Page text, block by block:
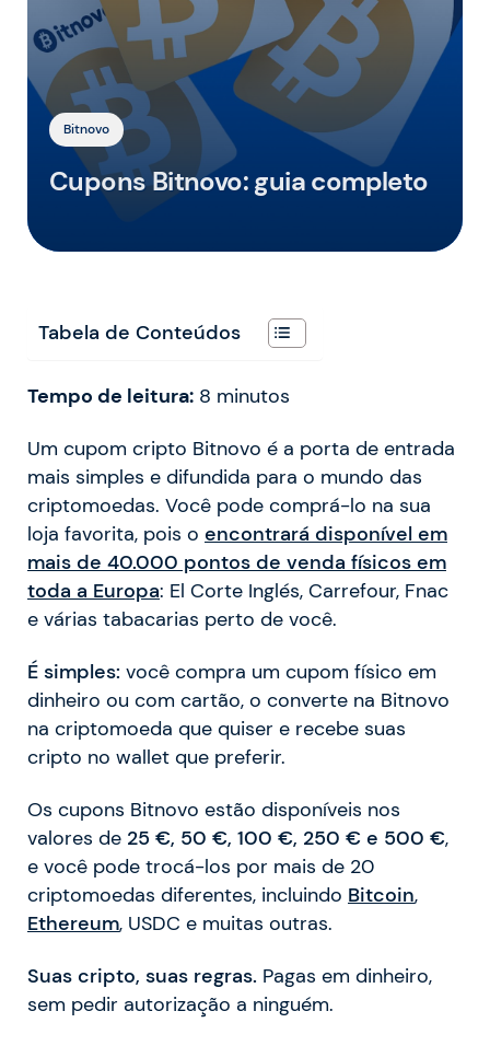
Bitnovo
Cupons Bitnovo: guia completo
Tabela de Conteúdos
Tempo de leitura: 8 minutos
Um cupom cripto Bitnovo é a porta de entrada
mais simples e difundida para o mundo das
criptomoedas. Você pode comprá-lo na sua
loja favorita, pois o encontrará disponível em
mais de 40.000 pontos de venda físicos em
toda a Europa: El Corte Inglés, Carrefour, Fnac
e várias tabacarias perto de você.
É simples: você compra um cupom físico em
dinheiro ou com cartão, o converte na Bitnovo
na criptomoeda que quiser e recebe suas
cripto no wallet que preferir.
Os cupons Bitnovo estão disponíveis nos
valores de 25 €, 50 €, 100 €, 250 € e 500 €,
e você pode trocá-los por mais de 20
criptomoedas diferentes, incluindo Bitcoin,
Ethereum, USDC e muitas outras.
Suas cripto, suas regras. Pagas em dinheiro,
sem pedir autorização a ninguém.